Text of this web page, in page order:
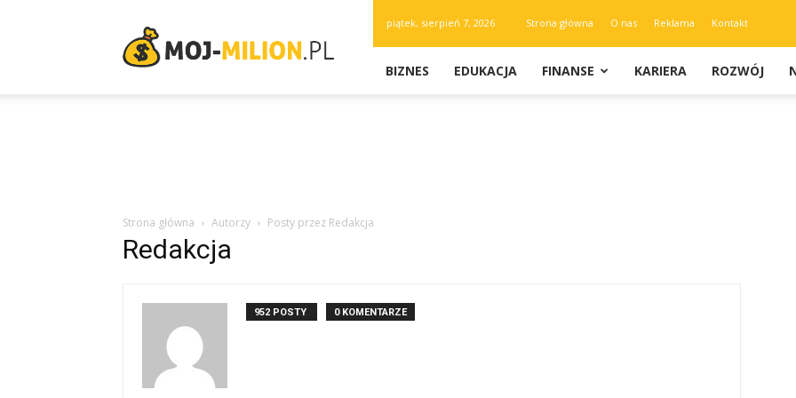
milion.pl
piątek, sierpień 7, 2026 Strona główna O nas Reklama Kontakt
BIZNES EDUKACJA FINANSE KARIERA ROZWÓJ
Strona główna Autorzy Posty przez Redakcja
Redakcja
952 POSTY 0 KOMENTARZE